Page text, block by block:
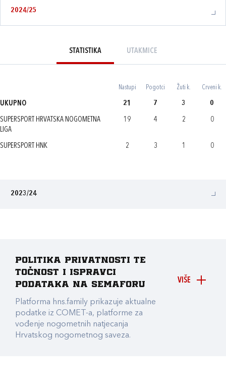
2024/25
STATISTIKA UTAKMICE
Nastupi Pogotci Žuti k. Crveni k.
UKUPNO 21 7 3 0
SUPERSPORT HRVATSKA NOGOMETNA
LIGA
19 4 2 0
SUPERSPORT HNK 2 3 1 0
2023/24
VIŠE
Politika privatnosti te
točnost i ispravci
podataka na Semaforu
Platforma hns.family prikazuje aktualne
podatke iz COMET-a, platforme za
vođenje nogometnih natjecanja
Hrvatskog nogometnog saveza.